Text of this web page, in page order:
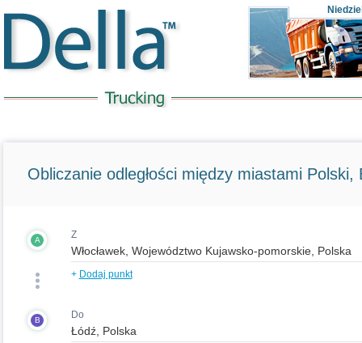
Obliczanie odległości między miastami Polski,
A Z
+ Dodaj punkt
B Do